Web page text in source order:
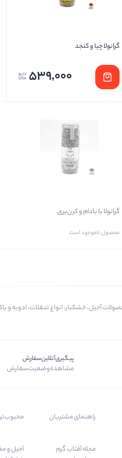
گرانولا چیا و کنجد
539,000
گرانولا با بادام و کرن‌بری
محصول ناموجود است
پیگیری‌آنلاین‌سفارش
مشاهده‌وضعیت‌سفارش
راهنمای مشتریان
مجله آفتاب گرم
آجیل و